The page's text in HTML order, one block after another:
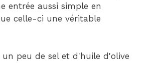
entrée aussi simple en
celle-ci une véritable
un peu de sel et d'huile d'olive